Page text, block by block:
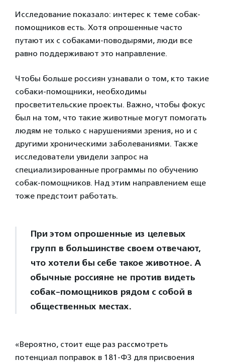
Исследование показало: интерес к теме собак-
помощников есть. Хотя опрошенные часто
путают их с собаками-поводырями, люди все
равно поддерживают это направление.
Чтобы больше россиян узнавали о том, кто такие
собаки-помощники, необходимы
просветительские проекты. Важно, чтобы фокус
был на том, что такие животные могут помогать
людям не только с нарушениями зрения, но и с
другими хроническими заболеваниями. Также
исследователи увидели запрос на
специализированные программы по обучению
собак-помощников. Над этим направлением еще
тоже предстоит работать.
При этом опрошенные из целевых
групп в большинстве своем отвечают,
что хотели бы себе такое животное. А
обычные россияне не против видеть
собак-помощников рядом с собой в
общественных местах.
«Вероятно, стоит еще раз рассмотреть
потенциал поправок в 181-ФЗ для присвоения